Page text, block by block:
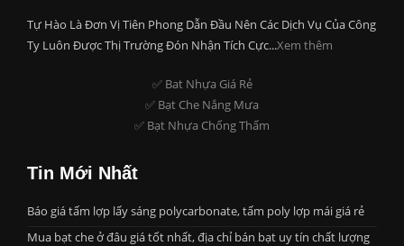
Tự Hào Là Đơn Vị Tiên Phong Dẫn Đầu Nên Các Dịch Vụ Của Công
Ty Luôn Được Thị Trường Đón Nhận Tích Cực...Xem thêm
✅ Bat Nhựa Giá Rẻ
✅ Bạt Che Nắng Mưa
✅ Bạt Nhựa Chống Thấm
Tin Mới Nhất
Báo giá tấm lợp lấy sáng polycarbonate, tấm poly lợp mái giá rẻ
Mua bạt che ở đâu giá tốt nhất, địa chỉ bán bạt uy tín chất lượng